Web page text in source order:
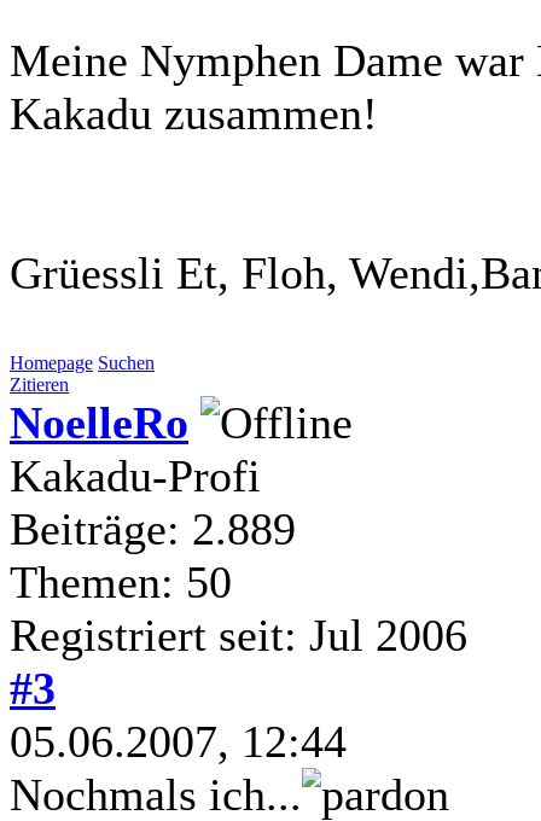
Meine Nymphen Dame
Kakadu zusammen!
Grüessli Et, Floh,
Homepage Suchen
Zitieren
NoelleRo
Kakadu-Profi
Beiträge: 2.889
Themen: 50
Registriert seit: Jul 2006
#3
05.06.2007, 12:44
Nochmals ich...